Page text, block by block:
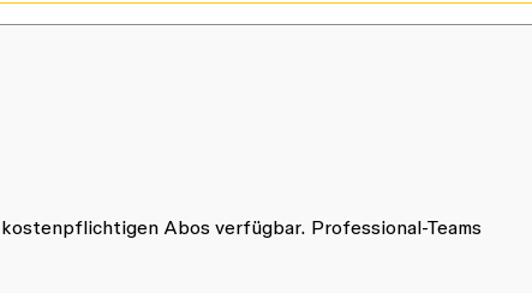
Abos verfügbar. Professional-Teams